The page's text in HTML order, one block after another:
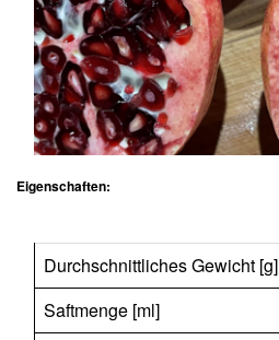
Eigenschaften:
Durchschnittliches Gewicht [g]
Saftmenge [ml]